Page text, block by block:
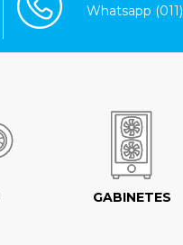
Whatsapp
GABINETES